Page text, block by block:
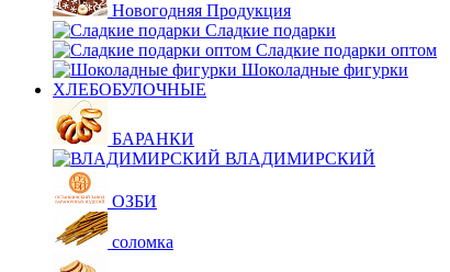
Новогодняя Продукция
Сладкие подарки
Сладкие подарки оптом
Шоколадные фигурки
ХЛЕБОБУЛОЧНЫЕ
БАРАНКИ
ВЛАДИМИРСКИЙ
ОЗБИ
соломка